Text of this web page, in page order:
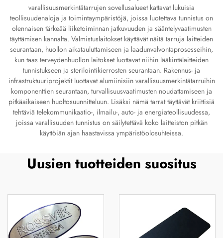
varallisuusmerkintätarrujen sovellusalueet kattavat lukuisia
teollisuudenaloja ja toimintaympäristöjä, joissa luotettava tunnistus on
olennaisen tärkeää liiketoiminnan jatkuvuuden ja sääntelyvaatimusten
täyttämisen kannalta. Valmistuslaitokset käyttävät näitä tarruja laitteiden
seurantaan, huollon aikatauluttamiseen ja laadunvalvontaprosesseihin,
kun taas terveydenhuollon laitokset luottavat niihin lääkintälaitteiden
tunnistukseen ja sterilointikierrosten seurantaan. Rakennus- ja
infrastruktuuriprojektit luottavat alumiinisiin varallisuusmerkintätarruihin
komponenttien seurantaan, turvallisuusvaatimusten noudattamiseen ja
pitkäaikaiseen huoltosuunnitteluun. Lisäksi nämä tarrat täyttävät kriittisiä
tehtäviä telekommunikaatio-, ilmailu-, auto- ja energiateollisuudessa,
joissa varallisuuden tunnistus on säilytettävä koko laitteiston pitkän
käyttöiän ajan haastavissa ympäristöolosuhteissa.
Uusien tuotteiden suositus